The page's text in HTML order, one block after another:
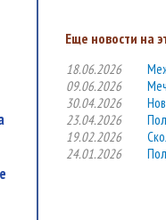
Еще новости на
18.06.2026
09.06.2026
30.04.2026
23.04.2026
19.02.2026
24.01.2026